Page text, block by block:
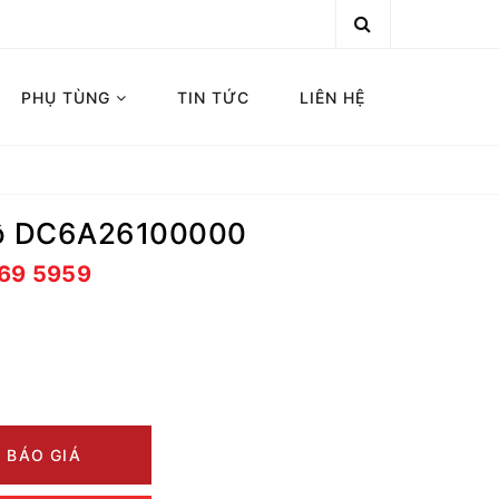
PHỤ TÙNG TIN TỨC LIÊN HỆ
DC6A26100000
5959
BÁO GIÁ